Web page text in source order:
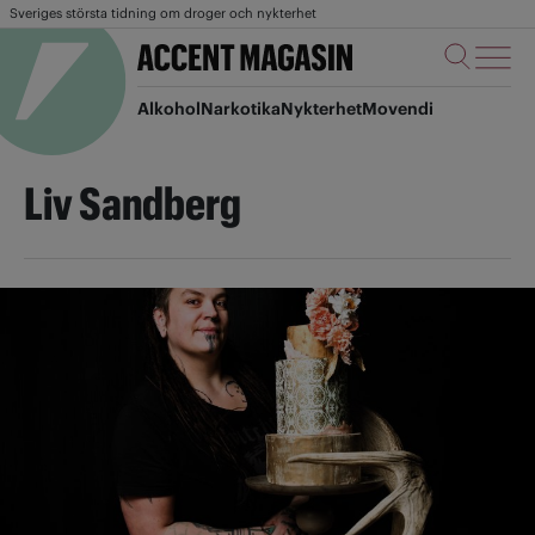
Sveriges största tidning om droger och nykterhet
AlkoholNarkotikaNykterhetMovendi
Liv Sandberg